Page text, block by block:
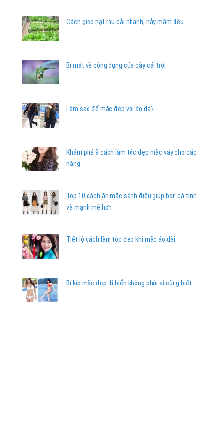
Cách gieo hạt rau cải nhanh, nảy mầm đều
Bí mật về công dụng của cây cải trời
Làm sao để mặc đẹp với áo da?
Khám phá 9 cách làm tóc đẹp mặc váy cho các
nàng
Top 10 cách ăn mặc sành điệu giúp bạn cá tính
và mạnh mẽ hơn
Tiết lộ cách làm tóc đẹp khi mặc áo dài
Bí kíp mặc đẹp đi biển không phải ai cũng biết